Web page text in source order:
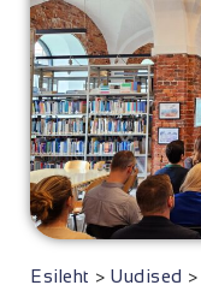
Esileht > Uudised >